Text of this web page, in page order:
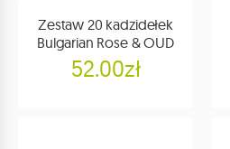
Zestaw 20 kadzidełek
Bulgarian Rose & OUD
52.00zł